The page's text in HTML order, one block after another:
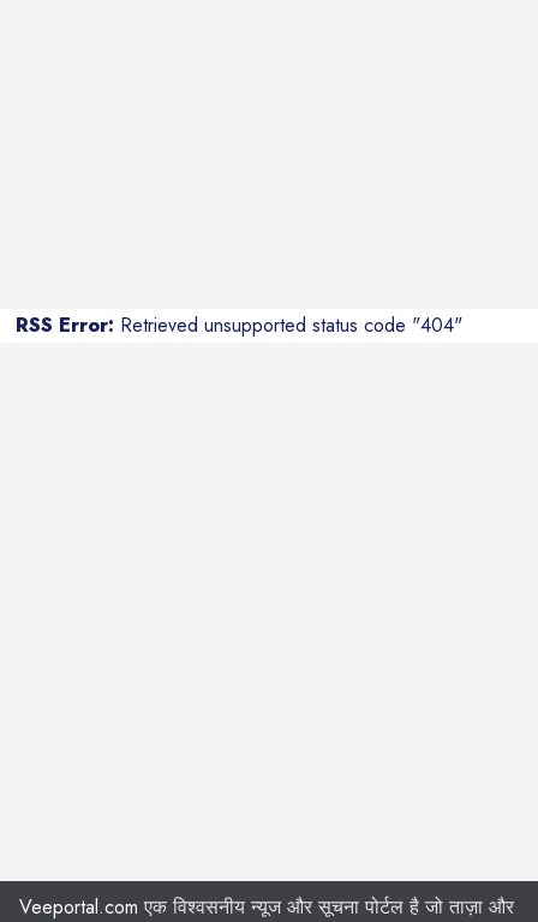
RSS Error: Retrieved unsupported status code "404"
Veeportal.com एक विश्वसनीय न्यूज और सूचना पोर्टल है जो ताज़ा और